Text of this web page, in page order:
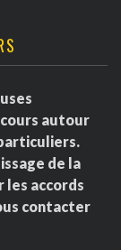
autour
de la
les accords
contacter